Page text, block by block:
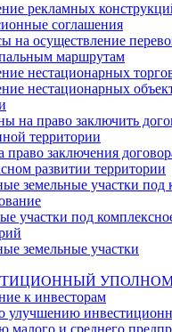
рекламных
соглашения
на осуществление
маршрутам
нестационарных
нестационарных
на право заключить
территории
право заключения
развитии территории
земельные участки под
участки под
земельные участки
к инвесторам
улучшению
малого и среднего